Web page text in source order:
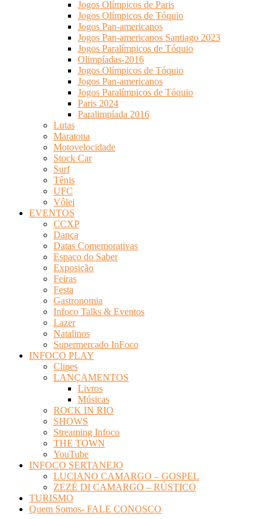
Jogos Olímpicos de Paris
Jogos Olímpicos de Tóquio
Jogos Pan-americanos
Jogos Pan-americanos Santiago 2023
Jogos Paralímpicos de Tóquio
Olimpíadas-2016
Jogos Olímpicos de Tóquio
Jogos Pan-americanos
Jogos Paralímpicos de Tóquio
Paris 2024
Paralimpíada 2016
Lutas
Maratona
Motovelocidade
Stock Car
Surf
Tênis
UFC
Vôlei
EVENTOS
CCXP
Dança
Datas Comemorativas
Espaço do Saber
Exposição
Feiras
Festa
Gastronomia
Infoco Talks & Eventos
Lazer
Natalinos
Supermercado InFoco
INFOCO PLAY
Clipes
LANÇAMENTOS
Livros
Músicas
ROCK IN RIO
SHOWS
Streaming Infoco
THE TOWN
YouTube
INFOCO SERTANEJO
LUCIANO CAMARGO – GOSPEL
ZEZÉ DI CAMARGO – RÚSTICO
TURISMO
Quem Somos- FALE CONOSCO